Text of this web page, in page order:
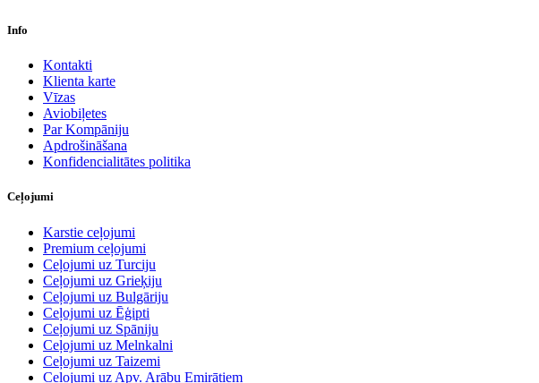
Info
Kontakti
Klienta karte
Vīzas
Aviobiļetes
Par Kompāniju
Apdrošināšana
Konfidencialitātes politika
Ceļojumi
Karstie ceļojumi
Premium ceļojumi
Ceļojumi uz Turciju
Ceļojumi uz Grieķiju
Ceļojumi uz Bulgāriju
Ceļojumi uz Ēģipti
Ceļojumi uz Spāniju
Ceļojumi uz Melnkalni
Ceļojumi uz Taizemi
Ceļojumi uz Apv. Arābu Emirātiem